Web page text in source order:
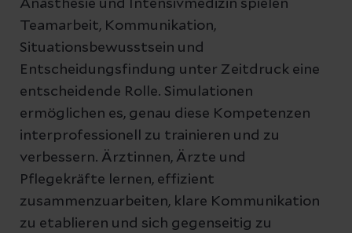
Anästhesie und Intensivmedizin spielen
Teamarbeit, Kommunikation,
Situationsbewusstsein und
Entscheidungsfindung unter Zeitdruck eine
entscheidende Rolle. Simulationen
ermöglichen es, genau diese Kompetenzen
interprofessionell zu trainieren und zu
verbessern. Ärztinnen, Ärzte und
Pflegekräfte lernen, effizient
zusammenzuarbeiten, klare Kommunikation
zu etablieren und sich gegenseitig zu